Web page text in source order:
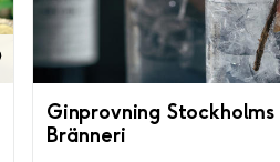
Ginprovning Stockholms
Bränneri